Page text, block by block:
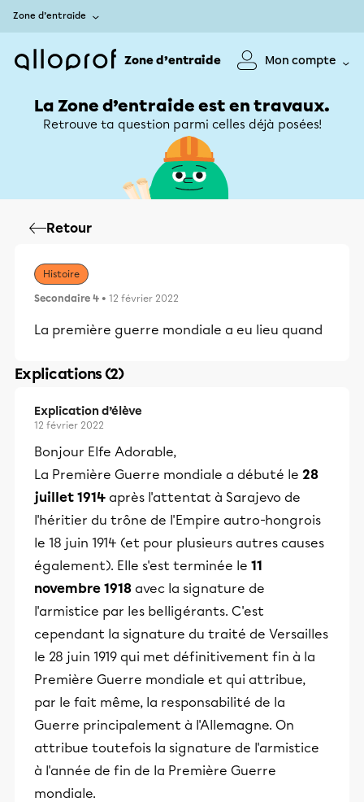
Zone d’entraide
Zone d’entraide Mon compte
La Zone d’entraide est en travaux.
Retrouve ta question parmi celles déjà posées!
Retour
Histoire
Secondaire 4 • 12 février 2022
La première guerre mondiale a eu lieu quand
Explications (2)
Explication d’élève
12 février 2022
Bonjour Elfe Adorable,
La Première Guerre mondiale a débuté le 28
juillet 1914 après l'attentat à Sarajevo de
l'héritier du trône de l'Empire autro-hongrois
le 18 juin 1914 (et pour plusieurs autres causes
également). Elle s'est terminée le 11
novembre 1918 avec la signature de
l'armistice par les belligérants. C'est
cependant la signature du traité de Versailles
le 28 juin 1919 qui met définitivement fin à la
Première Guerre mondiale et qui attribue,
par le fait même, la responsabilité de la
Guerre principalement à l'Allemagne. On
attribue toutefois la signature de l'armistice
à l'année de fin de la Première Guerre
mondiale.